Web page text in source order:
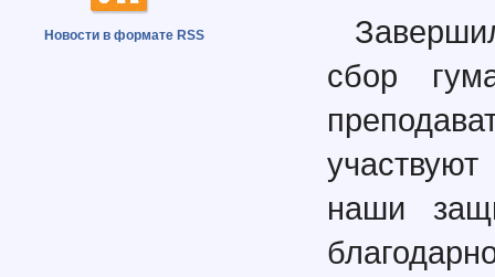
Новости в формате RSS
сбор
наши